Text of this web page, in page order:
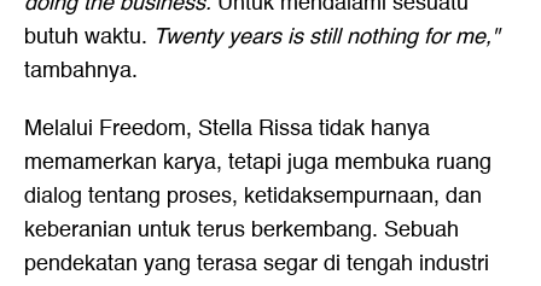
butuh waktu. Twenty years is still nothing for me,"
tambahnya.
Melalui Freedom, Stella Rissa tidak hanya
memamerkan karya, tetapi juga membuka ruang
dialog tentang proses, ketidaksempurnaan, dan
keberanian untuk terus berkembang. Sebuah
pendekatan yang terasa segar di tengah industri